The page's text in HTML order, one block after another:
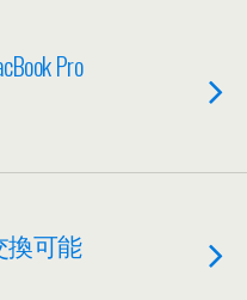
Pro
換可能